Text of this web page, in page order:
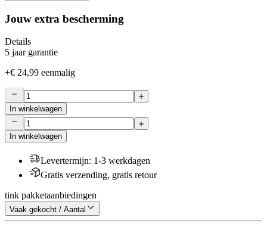
Jouw extra bescherming
Details
5 jaar garantie
+€ 24,99 eenmalig
In winkelwagen
In winkelwagen
Levertermijn: 1-3 werkdagen
Gratis verzending, gratis retour
tink pakketaanbiedingen
Vaak gekocht / Aantal